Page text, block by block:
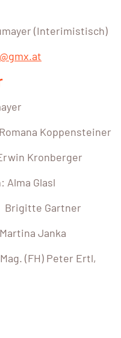
(Interimistisch)
Koppensteiner
Glasl
Gartner
Janka
(FH) Peter Ertl,